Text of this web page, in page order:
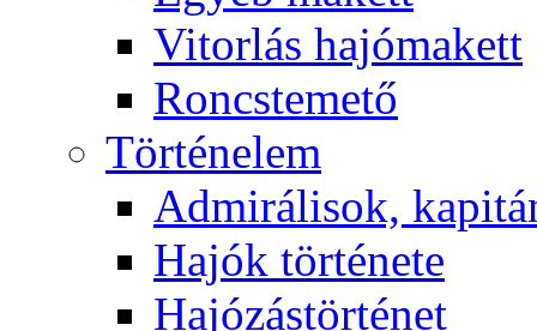
Vitorlás hajómakett
Roncstemető
Történelem
Admirálisok,
Hajók története
Hajózástörténet